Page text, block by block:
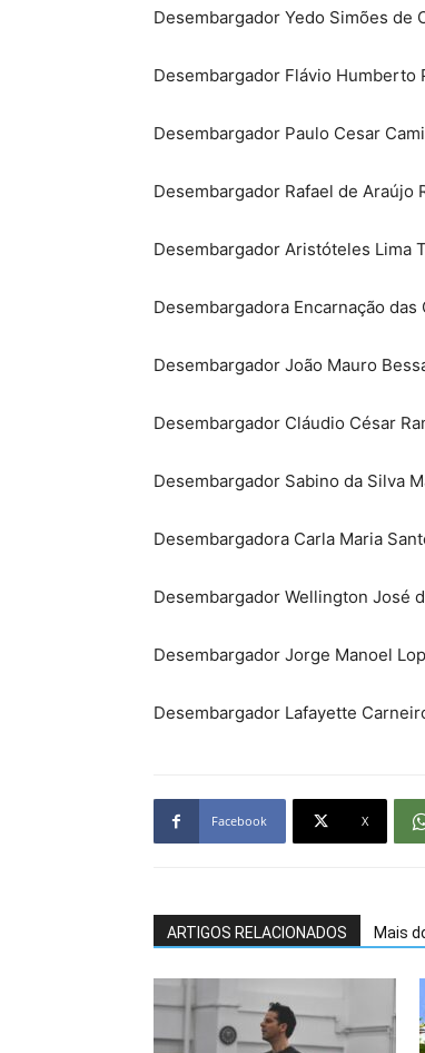
Desembargador Yedo Simões de
Desembargador Flávio Humberto
Desembargador Paulo Cesar
Desembargador Rafael de Araújo
Desembargador Aristóteles Lima
Desembargadora Encarnação das
Desembargador João Mauro
Desembargador Cláudio César
Desembargador Sabino da Silva
Desembargadora Carla Maria
Desembargador Wellington José
Desembargador Jorge Manoel
Desembargador Lafayette
Facebook X
ARTIGOS RELACIONADOS Mais